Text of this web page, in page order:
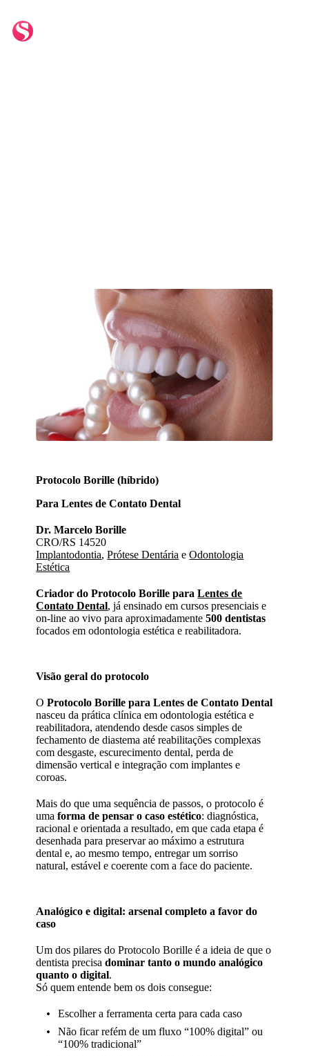
Protocolo Borille (híbrido)
Para Lentes de Contato Dental
Dr. Marcelo Borille
CRO/RS 14520
Implantodontia,Prótese Dentária eOdontologia
Estética
Criador do Protocolo Borille paraLentes de
Contato Dental, já ensinado em cursos presenciais e
on-line ao vivo para aproximadamente500 dentistas
focados em odontologia estética e reabilitadora.
Visão geral do protocolo
OProtocolo Borille para Lentes de Contato Dental
nasceu da prática clínica em odontologia estética e
reabilitadora, atendendo desde casos simples de
fechamento de diastema até reabilitações complexas
com desgaste, escurecimento dental, perda de
dimensão vertical e integração com implantes e
coroas.
Mais do que uma sequência de passos, o protocolo é
umaforma de pensar o caso estético: diagnóstica,
racional e orientada a resultado, em que cada etapa é
desenhada para preservar ao máximo a estrutura
dental e, ao mesmo tempo, entregar um sorriso
natural, estável e coerente com a face do paciente.
Analógico e digital: arsenal completo a favor do
caso
Um dos pilares do Protocolo Borille é a ideia de que o
dentista precisadominar tanto o mundo analógico
quanto o digital.
Só quem entende bem os dois consegue:
Escolher a ferramenta certa para cada caso
Não ficar refém de um fluxo “100% digital” ou
“100% tradicional”